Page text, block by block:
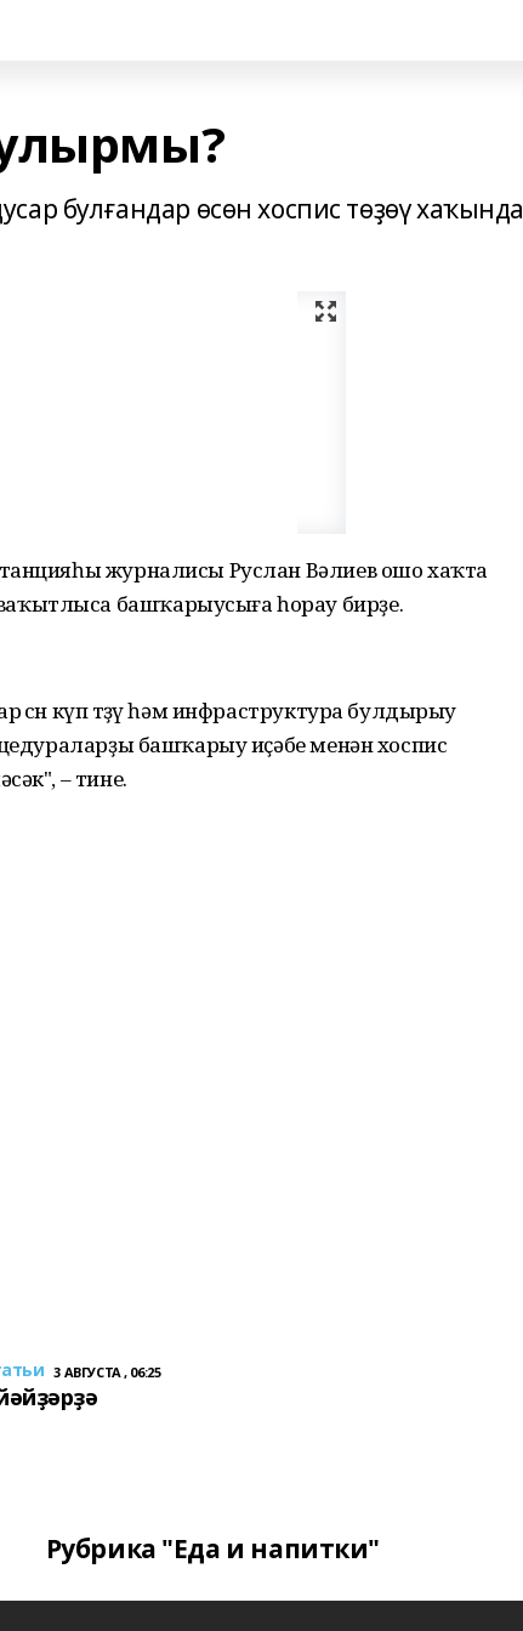
булғандар өсөн хоспис төҙөү хаҡында
журналисы Руслан Вәлиев ошо хаҡта
башҡарыусыға һорау бирҙе.
күп төҙөү һәм инфраструктура булдырыу
башҡарыу иҫәбе менән хоспис
– тине.
3 АВГУСТА , 06:25
Рубрика "Еда и напитки"